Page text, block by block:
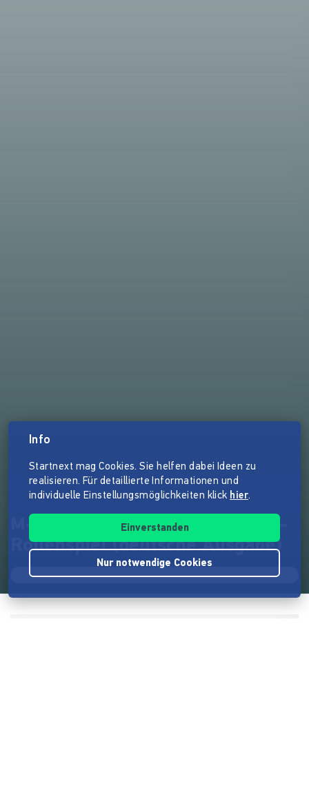
M-SPACE - Das Science Fiction-
Rollenspiel (deutsche Ausgabe)
Info
Startnext mag Cookies. Sie helfen dabei Ideen zu
realisieren. Für detaillierte Informationen und
individuelle Einstellungsmöglichkeiten klick hier.
Einverstanden
Nur notwendige Cookies